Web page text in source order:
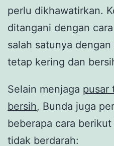
perlu dikhawatirkan.
ditangani dengan
salah satunya
tetap kering dan
Selain menjaga pusar
bersih, Bunda juga
beberapa cara
tidak berdarah: